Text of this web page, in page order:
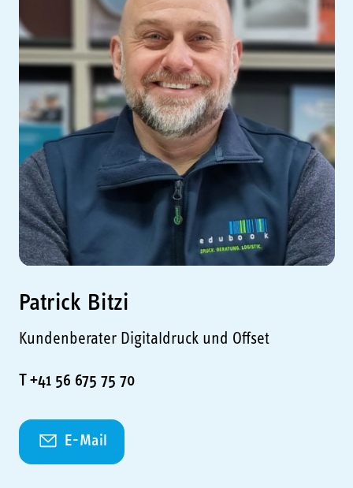
Patrick Bitzi
Kundenberater Digitaldruck und Offset
T +41 56 675 75 70
E-Mail